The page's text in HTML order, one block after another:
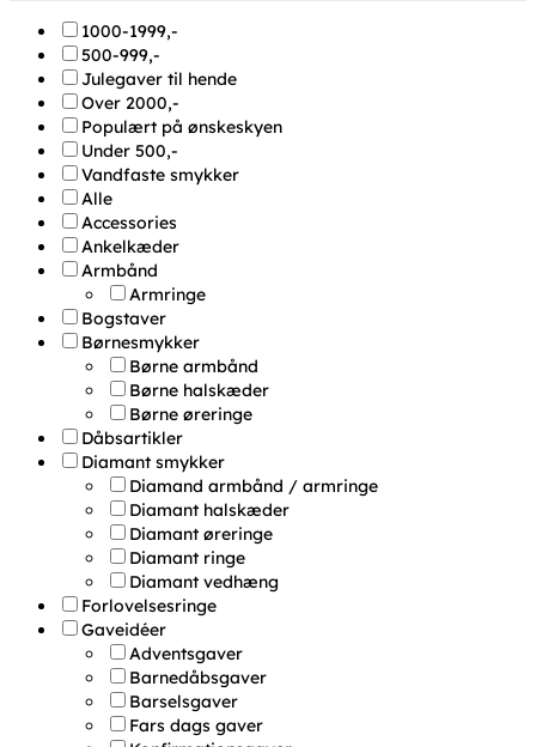
1000-1999,-
500-999,-
Julegaver til hende
Over 2000,-
Populært på ønskeskyen
Under 500,-
Vandfaste smykker
Alle
Accessories
Ankelkæder
Armbånd
Armringe
Bogstaver
Børnesmykker
Børne armbånd
Børne halskæder
Børne øreringe
Dåbsartikler
Diamant smykker
Diamand armbånd / armringe
Diamant halskæder
Diamant øreringe
Diamant ringe
Diamant vedhæng
Forlovelsesringe
Gaveidéer
Adventsgaver
Barnedåbsgaver
Barselsgaver
Fars dags gaver